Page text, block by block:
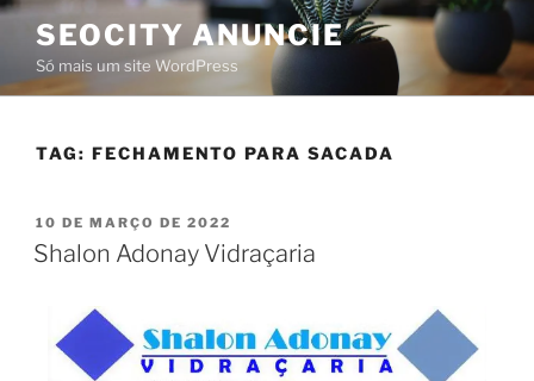
SEOCITY ANUNCIE
Só mais um site WordPress
TAG: FECHAMENTO PARA SACADA
10 DE MARÇO DE 2022
Shalon Adonay Vidraçaria